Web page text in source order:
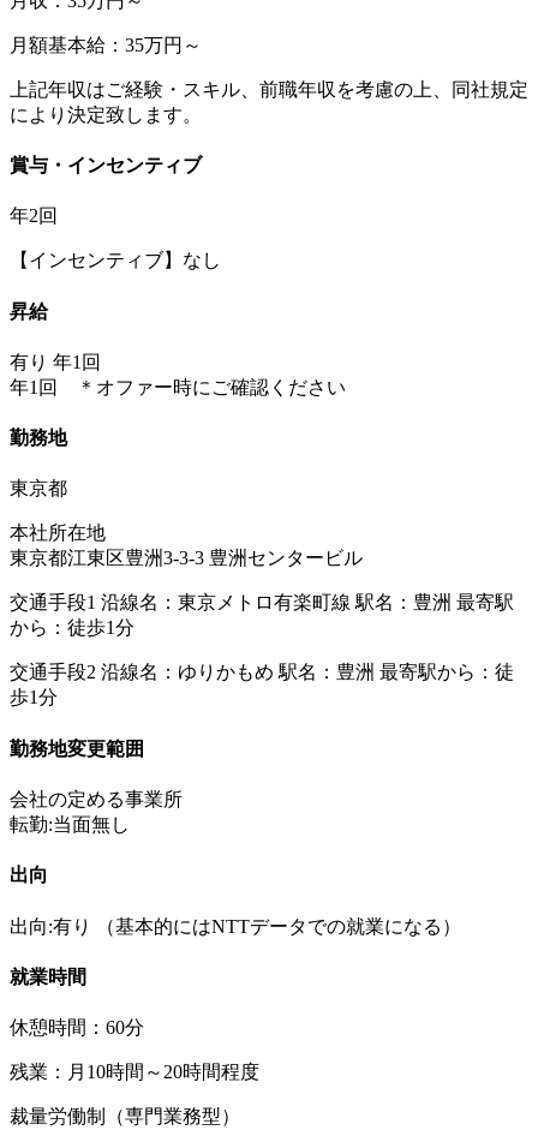
月額基本給：35万円～
上記年収はご経験・スキル、前職年収を考慮の上、同社規定
により決定致します。
賞与・インセンティブ
年2回
【インセンティブ】なし
昇給
有り 年1回
年1回 ＊オファー時にご確認ください
勤務地
東京都
本社所在地
東京都江東区豊洲3-3-3 豊洲センタービル
交通手段1 沿線名：東京メトロ有楽町線 駅名：豊洲 最寄駅
から：徒歩1分
交通手段2 沿線名：ゆりかもめ 駅名：豊洲 最寄駅から：徒
歩1分
勤務地変更範囲
会社の定める事業所
転勤:当面無し
出向
出向:有り （基本的にはNTTデータでの就業になる）
就業時間
休憩時間：60分
残業：月10時間～20時間程度
裁量労働制（専門業務型）